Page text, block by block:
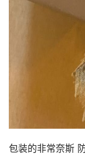
包装的非常奈斯